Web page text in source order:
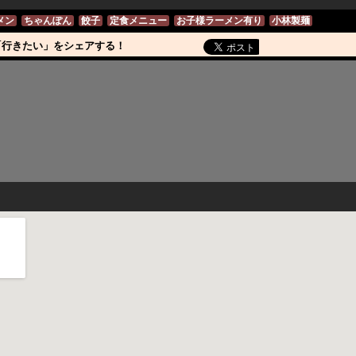
ン ちゃんぽん 餃子 定食メニュー お子様ラーメン有り 小林製麺
きたい」をシェアする！